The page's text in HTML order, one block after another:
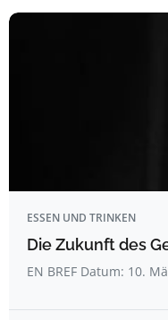
ESSEN UND TRINKEN
Die Zukunft des
EN BREF Datum: 10.